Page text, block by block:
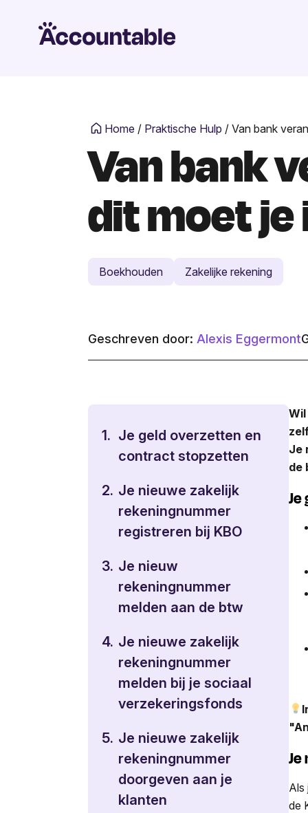
Home / Praktische Hulp / Van bank
Van bank
dit moet je
Boekhouden Zakelijke rekening
Geschreven door: Alexis Eggermont
1. Je geld overzetten en
contract stopzetten
2. Je nieuwe zakelijk
rekeningnummer
registreren bij KBO
3. Je nieuw
rekeningnummer
melden aan de btw
4. Je nieuwe zakelijk
rekeningnummer
melden bij je sociaal
verzekeringsfonds
5. Je nieuwe zakelijk
rekeningnummer
doorgeven aan je
klanten
Je
de
Als
de